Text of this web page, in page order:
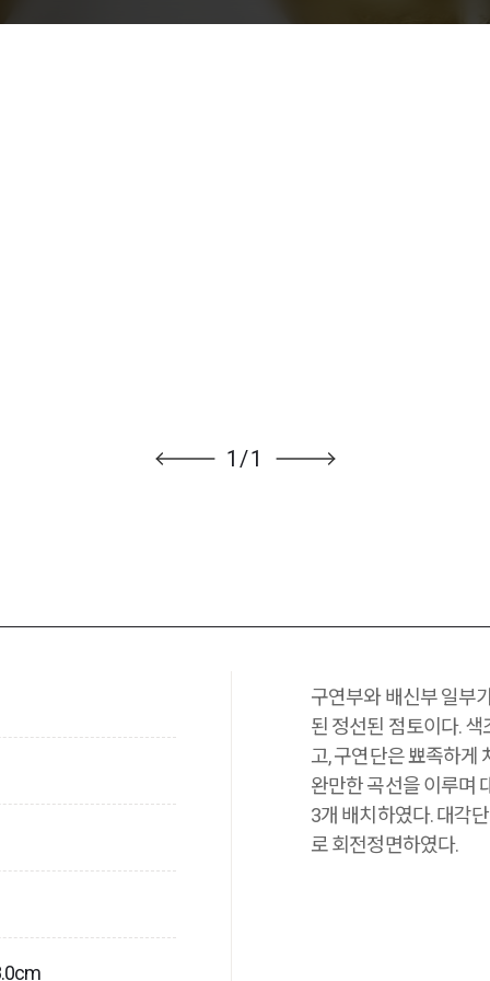
1/1
구연부와 배신부 일부
된 정선된 점토이다.
고, 구연단은 뾰족하게
완만한 곡선을 이루며
3개 배치하였다. 대각
로 회전정면하였다.